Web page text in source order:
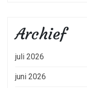
Archief
juli 2026
juni 2026